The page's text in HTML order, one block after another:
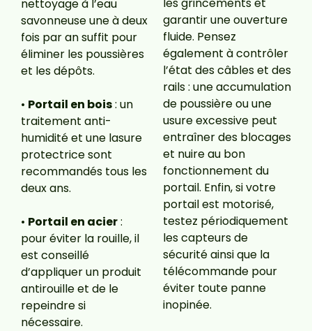
nettoyage à l’eau
savonneuse une à deux
fois par an suffit pour
éliminer les poussières
et les dépôts.
• Portail en bois: un
traitement anti-
humidité et une lasure
protectrice sont
recommandés tous les
deux ans.
• Portail en acier:
pour éviter la rouille, il
est conseillé
d’appliquer un produit
antirouille et de le
repeindre si
nécessaire.
garantir une ouverture
fluide. Pensez
également à contrôler
l’état des câbles et des
rails : une accumulation
de poussière ou une
usure excessive peut
entraîner des blocages
et nuire au bon
fonctionnement du
portail. Enfin, si votre
portail est motorisé,
testez périodiquement
les capteurs de
sécurité ainsi que la
télécommande pour
éviter toute panne
inopinée.